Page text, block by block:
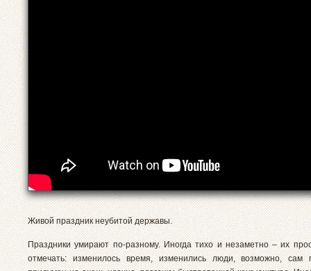
Живой праздник неубитой державы.
Праздники умирают по-разному. Иногда тихо и незаметно – их
отмечать: изменилось время, изменились люди, возможно, сам